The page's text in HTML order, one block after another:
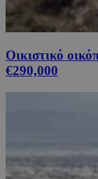
Οικιστικό
€290,000